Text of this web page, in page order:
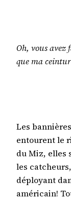
Oh, vous avez
que ma
Les
entourent le
du Miz, elles
les
déployant
américain!